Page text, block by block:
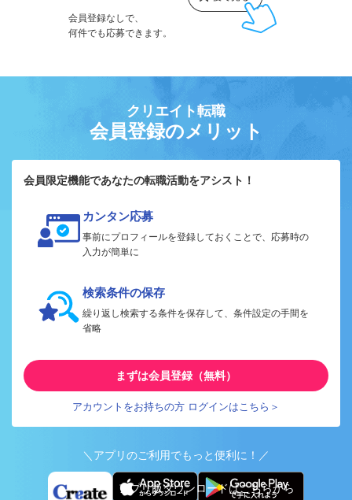
会員登録なしで、
何件でも応募できます。
クリエイト転職
会員登録のメリット
会員限定機能であなたの転職活動をアシスト！
カンタン応募
事前にプロフィールを登録しておくことで、応募時の
入力が簡単に
検索条件の保存
繰り返し検索する条件を保存して、条件設定の手間を
省略
まずは会員登録（無料）
アカウントをお持ちの方 ログインはこちら＞
＼アプリのご利用でもっと便利に！／
アプリ版ダウンロードはこちらから